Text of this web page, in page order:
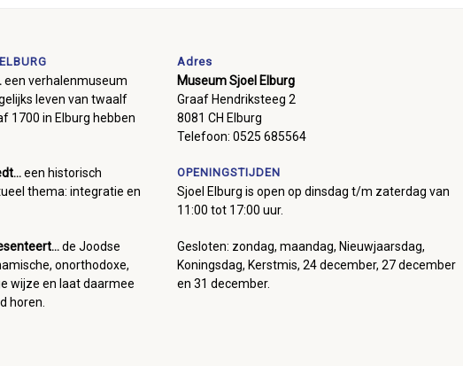
een verhalenmuseum
leven van twaalf
1700 in Elburg hebben
een historisch
thema: integratie en
de Joodse
onorthodoxe,
wijze en laat daarmee
horen.
Adres
Museum Sjoel Elburg
Graaf Hendriksteeg 2
8081 CH Elburg
Telefoon: 0525 685564
OPENINGSTIJDEN
Sjoel Elburg is open op dinsdag t/m zaterdag van
11:00 tot 17:00 uur.
Gesloten: zondag, maandag, Nieuwjaarsdag,
Koningsdag, Kerstmis, 24 december, 27 december
en 31 december.